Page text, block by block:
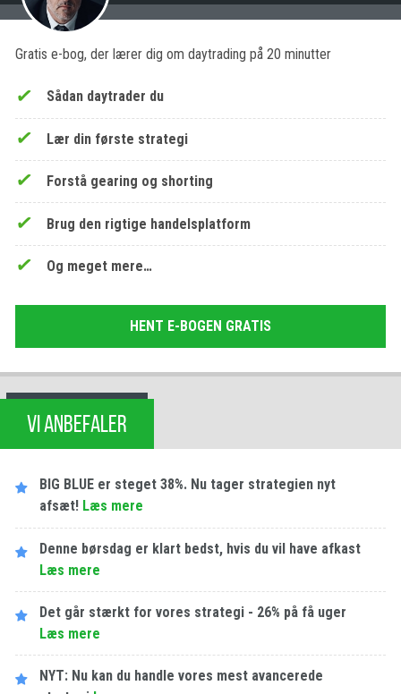
Gratis e-bog, der lærer dig om daytrading på 20 minutter
Sådan daytrader du
Lær din første strategi
Forstå gearing og shorting
Brug den rigtige handelsplatform
Og meget mere…
HENT E-BOGEN GRATIS
VI ANBEFALER
BIG BLUE er steget 38%. Nu tager strategien nyt
afsæt! Læs mere
Denne børsdag er klart bedst, hvis du vil have afkast
Læs mere
Det går stærkt for vores strategi - 26% på få uger
Læs mere
NYT: Nu kan du handle vores mest avancerede